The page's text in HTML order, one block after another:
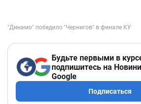
Будьте первыми в
подпишитесь на
Google
Подписаться